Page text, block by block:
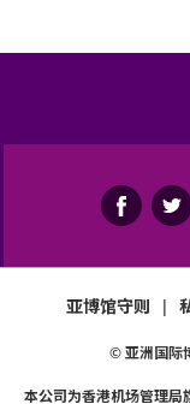
林子祥 2022年3
也悶了一段日子，
應該可以帶給歌
際博覽館Arena舉
际博览馆、主
则。各项条款
机构保留最终
亚博馆守则 |
© 亚洲国际
本公司为香港机场管理局